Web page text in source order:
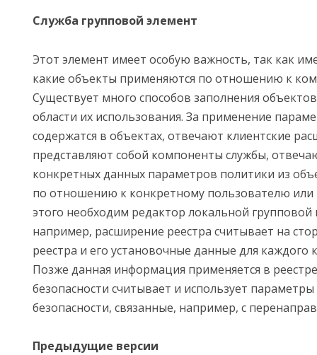
Служба групповой элемент
Этот элемент имеет особую важность, так как
какие объекты применяются по отношению к
Существует много способов заполнения
области их использования. За применение
содержатся в объектах, отвечают клиентские
представляют собой компоненты службы,
конкретных данных параметров политики из
по отношению к конкретному пользователю
этого необходим редактор локальной групповой
например, расширение реестра считывает на
реестра и его установочные данные для каждого
Позже данная информация применяется в
безопасности считывает и использует
безопасности, связанные, например, с
Предыдущие версии